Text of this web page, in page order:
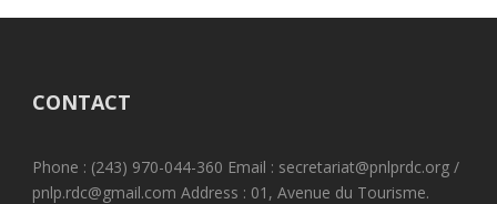
CONTACT
Phone : (243) 970-044-360 Email : secretariat@pnlprdc.org /
pnlp.rdc@gmail.com Address : 01, Avenue du Tourisme.